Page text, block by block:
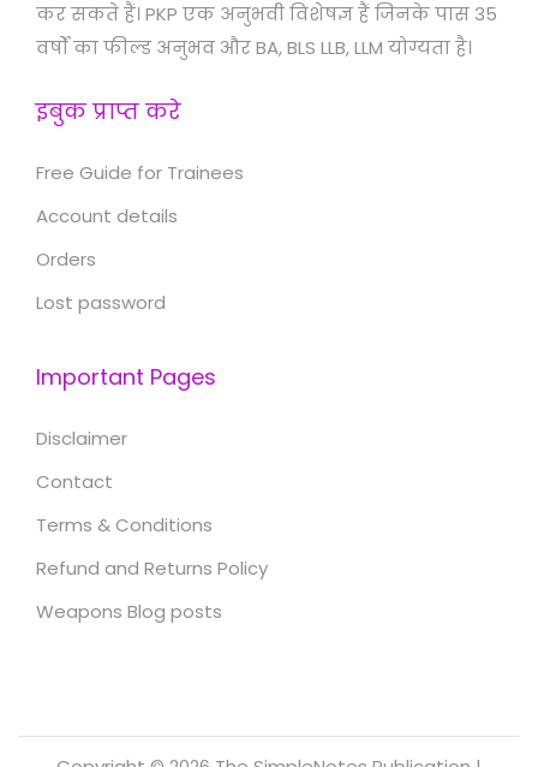
कर सकते हैं। PKP एक अनुभवी विशेषज्ञ हैं जिनके पास 35
वर्षों का फील्ड अनुभव और BA, BLS LLB, LLM योग्यता है।
इबुक प्राप्त करे
Free Guide for Trainees
Account details
Orders
Lost password
Important Pages
Disclaimer
Contact
Terms & Conditions
Refund and Returns Policy
Weapons Blog posts